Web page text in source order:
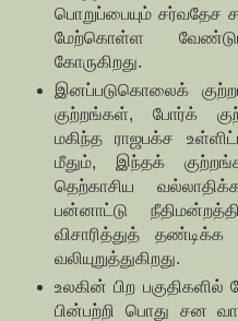
பொறுப்பையும் சர்வதேச
மேற்கொள்ள
கோருகிறது.
இனப்படுகொலைக்
குற்றங்கள், போர்க்
மகிந்த ராஜபக்ச
மீதும், இந்தக்
தெற்காசிய
பன்னாட்டு
விசாரித்துத்
வலியுறுத்துகிறது.
உலகின் பிற
பின்பற்றி பொது சன